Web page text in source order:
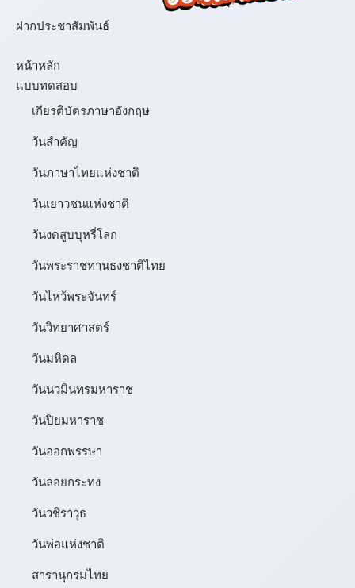
ฝากประชาสัมพันธ์
หน้าหลัก
แบบทดสอบ
เกียรติบัตรภาษาอังกฤษ
วันสำคัญ
วันภาษาไทยแห่งชาติ
วันเยาวชนแห่งชาติ
วันงดสูบบุหรี่โลก
วันพระราชทานธงชาติไทย
วันไหว้พระจันทร์​
วันวิทยาศาสตร์
วันมหิดล
วันนวมินทรมหาราช
วันปิยมหาราช
วันออกพรรษา
วันลอยกระทง
วันวชิราวุธ
วันพ่อแห่งชาติ
สารานุกรมไทย